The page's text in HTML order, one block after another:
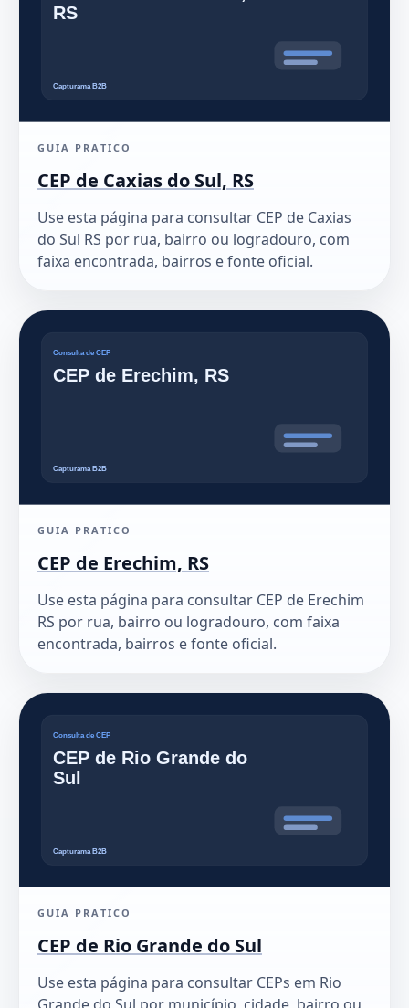
GUIA PRATICO
CEP de Caxias do Sul, RS
Use esta página para consultar CEP de Caxias
do Sul RS por rua, bairro ou logradouro, com
faixa encontrada, bairros e fonte oficial.
GUIA PRATICO
CEP de Erechim, RS
Use esta página para consultar CEP de Erechim
RS por rua, bairro ou logradouro, com faixa
encontrada, bairros e fonte oficial.
GUIA PRATICO
CEP de Rio Grande do Sul
Use esta página para consultar CEPs em Rio